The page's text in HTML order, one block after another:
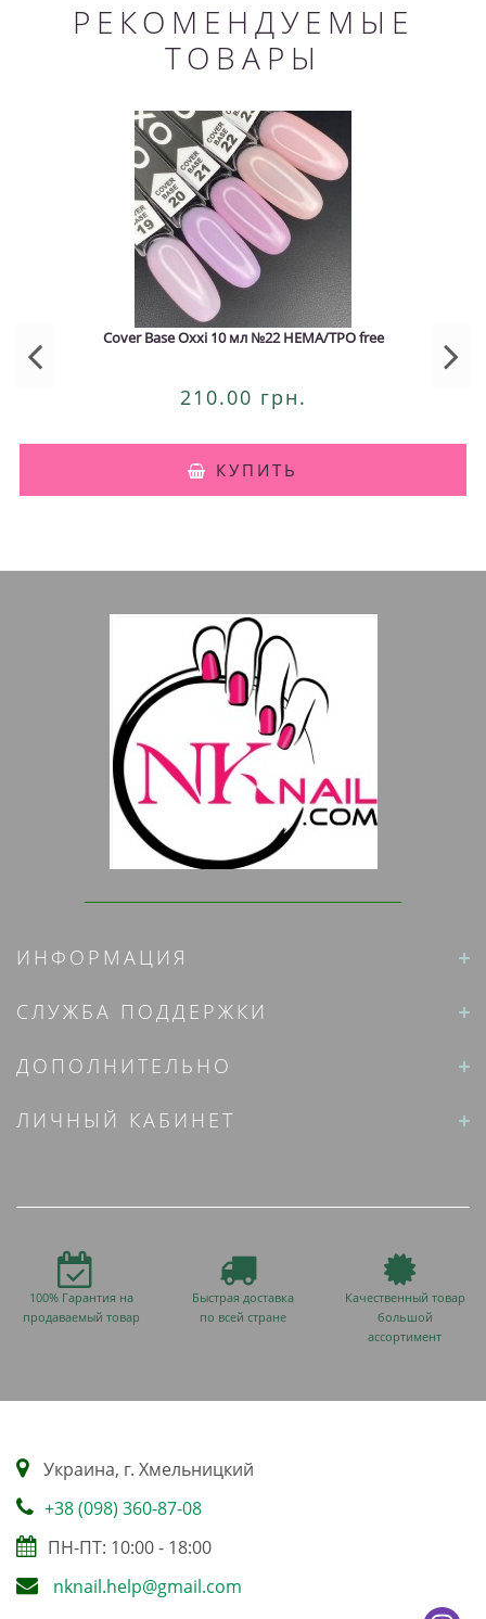
РЕКОМЕНДУЕМЫЕ
ТОВАРЫ
Cover Base Oxxi 10 мл №22 HEMA/TPO free
210.00 грн.
КУПИТЬ
ИНФОРМАЦИЯ
СЛУЖБА ПОДДЕРЖКИ
ДОПОЛНИТЕЛЬНО
ЛИЧНЫЙ КАБИНЕТ
100% Гарантия на
продаваемый товар
Быстрая доставка
по всей стране
Качественный товар
большой
ассортимент
Украина, г. Хмельницкий
+38 (098) 360-87-08
ПН-ПТ: 10:00 - 18:00
nknail.help@gmail.com